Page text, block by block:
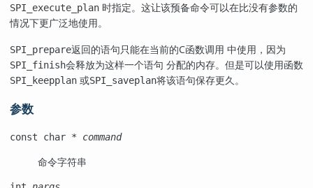
SPI_execute_plan 时指定。这让该预备命令可以在比没有参数的
情况下更广泛地使用。
SPI_prepare返回的语句只能在当前的C函数调用 中使用，因为
SPI_finish会释放为这样一个语句 分配的内存。但是可以使用函数
SPI_keepplan 或SPI_saveplan将该语句保存更久。
参数
const char * command
命令字符串